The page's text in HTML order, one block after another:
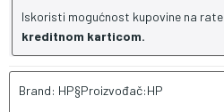
Iskoristi mogućnost kupovine na rate
kreditnom karticom.
Brand: HP§Proizvođač:HP